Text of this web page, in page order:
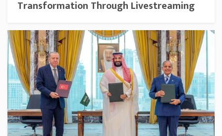
Transformation Through Livestreaming